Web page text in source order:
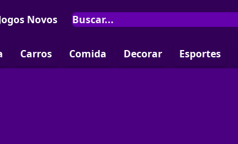
Novos
Carros Comida Decorar Esportes